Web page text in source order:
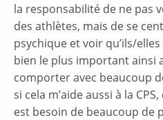
la responsabilité de ne pas
des athlètes, mais de se
psychique et voir qu’ils/
bien le plus important ainsi
comporter avec beaucoup
si cela m’aide aussi à la
est besoin de beaucoup de